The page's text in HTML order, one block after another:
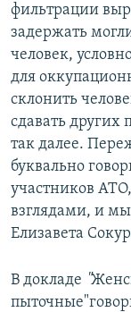
фильтрации
задержать
человек,
для
склонить
сдавать других
так далее.
буквально
участников
взглядами, и мы
Елизавета
В докладе "